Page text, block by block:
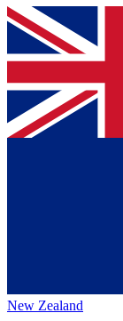
New Zealand